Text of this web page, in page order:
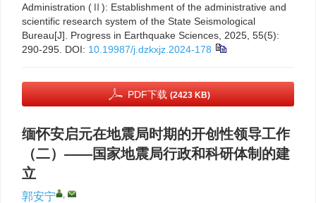
Administration (Ⅱ): Establishment of the administrative and
scientific research system of the State Seismological
Bureau[J]. Progress in Earthquake Sciences, 2025, 55(5):
290-295. DOI: 10.19987/j.dzkxjz.2024-178
PDF下载 (2423 KB)
缅怀安启元在地震局时期的开创性领导工作
（二）——国家地震局行政和科研体制的建
立
郭安宁 ,